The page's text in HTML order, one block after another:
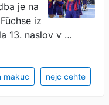
je na
iz
13. naslov v …
makuc nejc cehte